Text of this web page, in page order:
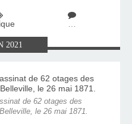
…
2021
de 62 otages des
le 26 mai 1871.